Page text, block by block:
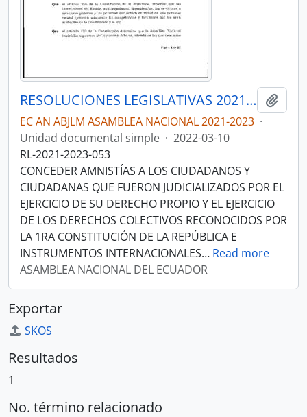
RESOLUCIONES LEGISLATIVAS 2021-2023
EC AN ABJLM ASAMBLEA NACIONAL 2021-2023 ·
Unidad documental simple · 2022-03-10
RL-2021-2023-053
CONCEDER AMNISTÍAS A LOS CIUDADANOS Y
CIUDADANAS QUE FUERON JUDICIALIZADOS POR EL
EJERCICIO DE SU DERECHO PROPIO Y EL EJERCICIO
DE LOS DERECHOS COLECTIVOS RECONOCIDOS POR
LA 1RA CONSTITUCIÓN DE LA REPÚBLICA E
INSTRUMENTOS INTERNACIONALES… Read more
ASAMBLEA NACIONAL DEL ECUADOR
Exportar
SKOS
Resultados
1
No. término relacionado